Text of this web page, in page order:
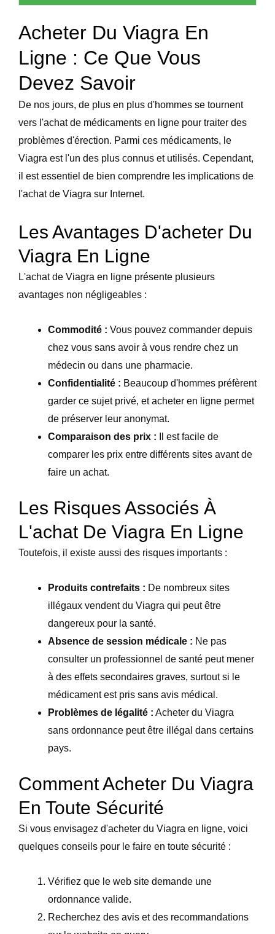
Acheter Du Viagra En
Ligne : Ce Que Vous
Devez Savoir
De nos jours, de plus en plus d'hommes se tournent
vers l'achat de médicaments en ligne pour traiter des
problèmes d'érection. Parmi ces médicaments, le
Viagra est l'un des plus connus et utilisés. Cependant,
il est essentiel de bien comprendre les implications de
l'achat de Viagra sur Internet.
Les Avantages D'acheter Du
Viagra En Ligne
L'achat de Viagra en ligne présente plusieurs
avantages non négligeables :
Commodité : Vous pouvez commander depuis
chez vous sans avoir à vous rendre chez un
médecin ou dans une pharmacie.
Confidentialité : Beaucoup d'hommes préfèrent
garder ce sujet privé, et acheter en ligne permet
de préserver leur anonymat.
Comparaison des prix : Il est facile de
comparer les prix entre différents sites avant de
faire un achat.
Les Risques Associés À
L'achat De Viagra En Ligne
Toutefois, il existe aussi des risques importants :
Produits contrefaits : De nombreux sites
illégaux vendent du Viagra qui peut être
dangereux pour la santé.
Absence de session médicale : Ne pas
consulter un professionnel de santé peut mener
à des effets secondaires graves, surtout si le
médicament est pris sans avis médical.
Problèmes de légalité : Acheter du Viagra
sans ordonnance peut être illégal dans certains
pays.
Comment Acheter Du Viagra
En Toute Sécurité
Si vous envisagez d'acheter du Viagra en ligne, voici
quelques conseils pour le faire en toute sécurité :
Vérifiez que le web site demande une
ordonnance valide.
Recherchez des avis et des recommandations